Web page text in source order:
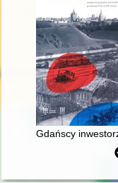
Gdańscy